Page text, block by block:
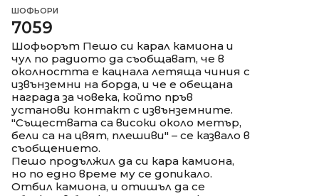
ШОФЬОРИ
7059
Шофьорът Пешо си карал камиона и
чул по радиото да съобщават, че в
околността е кацнала летяща чиния с
извънземни на борда, и че е обещана
награда за човека, който пръв
установи контакт с извънземните.
"Съществата са високи около метър,
бели са на цвят, плешиви" – се казвало в
съобщението.
Пешо продължил да си кара камиона,
но по едно време му се допикало.
Отбил камиона, и отишъл да се